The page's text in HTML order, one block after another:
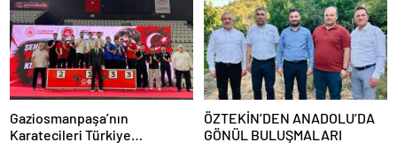
Gaziosmanpaşa’nın
Karatecileri Türkiye
ÖZTEKİN’DEN ANADOLU’DA
GÖNÜL BULUŞMALARI